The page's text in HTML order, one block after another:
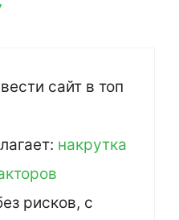
сайт в топ
накрутка
рисков, с